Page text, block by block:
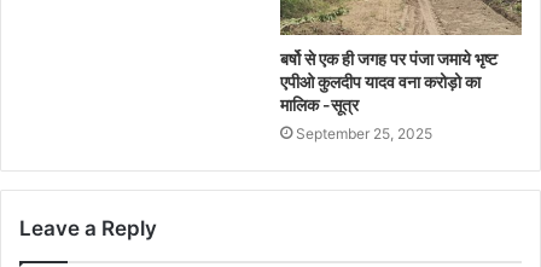
बर्षो से एक ही जगह पर पंजा जमाये भृष्ट
एपीओ कुलदीप यादव वना करोड़ो का
मालिक -सूत्र
September 25, 2025
Leave a Reply